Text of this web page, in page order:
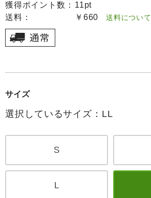
獲得ポイント数： 11pt
送料：
￥660 送料について
サイズ
選択しているサイズ：LL
S
L